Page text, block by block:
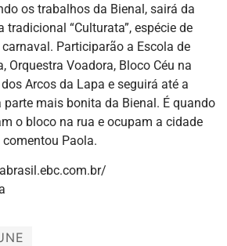
os trabalhos da Bienal, sairá da
tradicional “Culturata”, espécie de
Participarão a Escola de
Orquestra Voadora, Bloco Céu na
Arcos da Lapa e seguirá até a
parte mais bonita da Bienal. É quando
o bloco na rua e ocupam a cidade
comentou Paola.